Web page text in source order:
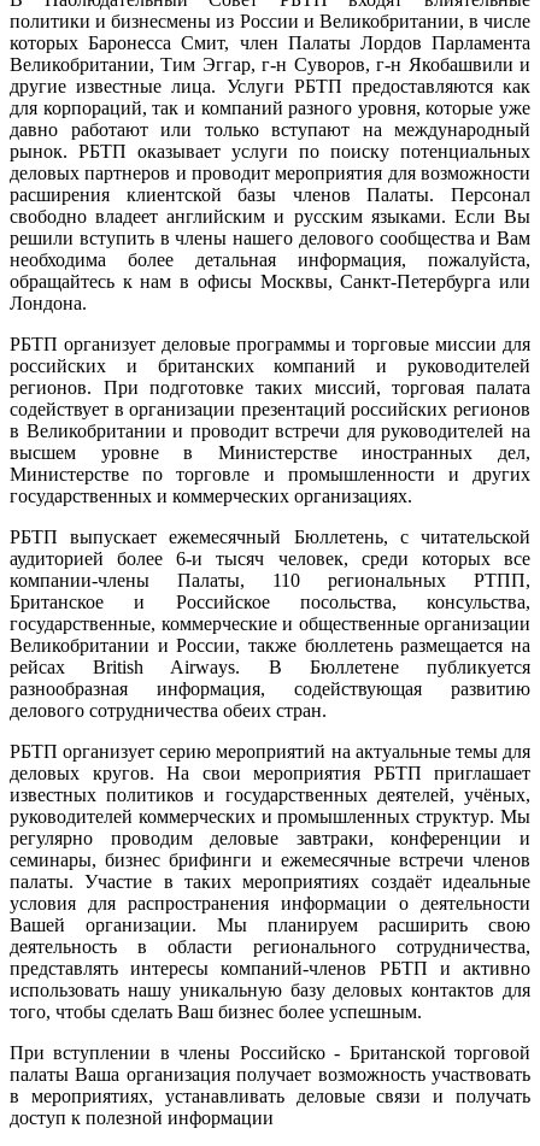
политики и бизнесмены из России и Великобритании, в числе
которых Баронесса Смит, член Палаты Лордов Парламента
Великобритании, Тим Эггар, г-н Суворов, г-н Якобашвили и
другие известные лица. Услуги РБТП предоставляются как
для корпораций, так и компаний разного уровня, которые уже
давно работают или только вступают на международный
рынок. РБТП оказывает услуги по поиску потенциальных
деловых партнеров и проводит мероприятия для возможности
расширения клиентской базы членов Палаты. Персонал
свободно владеет английским и русским языками. Если Вы
решили вступить в члены нашего делового сообщества и Вам
необходима более детальная информация, пожалуйста,
обращайтесь к нам в офисы Москвы, Санкт-Петербурга или
Лондона.
РБТП организует деловые программы и торговые миссии для
российских и британских компаний и руководителей
регионов. При подготовке таких миссий, торговая палата
содействует в организации презентаций российских регионов
в Великобритании и проводит встречи для руководителей на
высшем уровне в Министерстве иностранных дел,
Министерстве по торговле и промышленности и других
государственных и коммерческих организациях.
РБТП выпускает ежемесячный Бюллетень, с читательской
аудиторией более 6-и тысяч человек, среди которых все
компании-члены Палаты, 110 региональных РТПП,
Британское и Российское посольства, консульства,
государственные, коммерческие и общественные организации
Великобритании и России, также бюллетень размещается на
рейсах British Airways. В Бюллетене публикуется
разнообразная информация, содействующая развитию
делового сотрудничества обеих стран.
РБТП организует серию мероприятий на актуальные темы для
деловых кругов. На свои мероприятия РБТП приглашает
известных политиков и государственных деятелей, учёных,
руководителей коммерческих и промышленных структур. Мы
регулярно проводим деловые завтраки, конференции и
семинары, бизнес брифинги и ежемесячные встречи членов
палаты. Участие в таких мероприятиях создаёт идеальные
условия для распространения информации о деятельности
Вашей организации. Мы планируем расширить свою
деятельность в области регионального сотрудничества,
представлять интересы компаний-членов РБТП и активно
использовать нашу уникальную базу деловых контактов для
того, чтобы сделать Ваш бизнес более успешным.
При вступлении в члены Российско - Британской торговой
палаты Ваша организация получает возможность участвовать
в мероприятиях, устанавливать деловые связи и получать
доступ к полезной информации